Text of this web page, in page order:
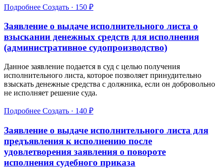
Подробнее Создать · 150 ₽
Заявление о выдаче исполнительного листа о
взыскании денежных средств для исполнения
(административное судопроизводство)
Данное заявление подается в суд с целью получения
исполнительного листа, которое позволяет принудительно
взыскать денежные средства с должника, если он добровольно
не исполняет решение суда.
Подробнее Создать · 140 ₽
Заявление о выдаче исполнительного листа для
предъявления к исполнению после
удовлетворения заявления о повороте
исполнения судебного приказа